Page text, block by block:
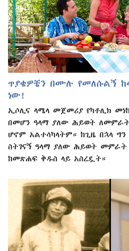
ጥያቄዎቼን በሙሉ የመለሱልኝ
ነው!
ኢሶሊና ላሜላ መጀመሪያ የካቶሊክ
በመሆን ዓላማ ያለው ሕይወት ለመምራት
ሆኖም አልተሳካላትም። ከጊዜ በኋላ
ስትገናኝ ዓላማ ያለው ሕይወት
ከመጽሐፍ ቅዱስ ላይ አስረዷት።